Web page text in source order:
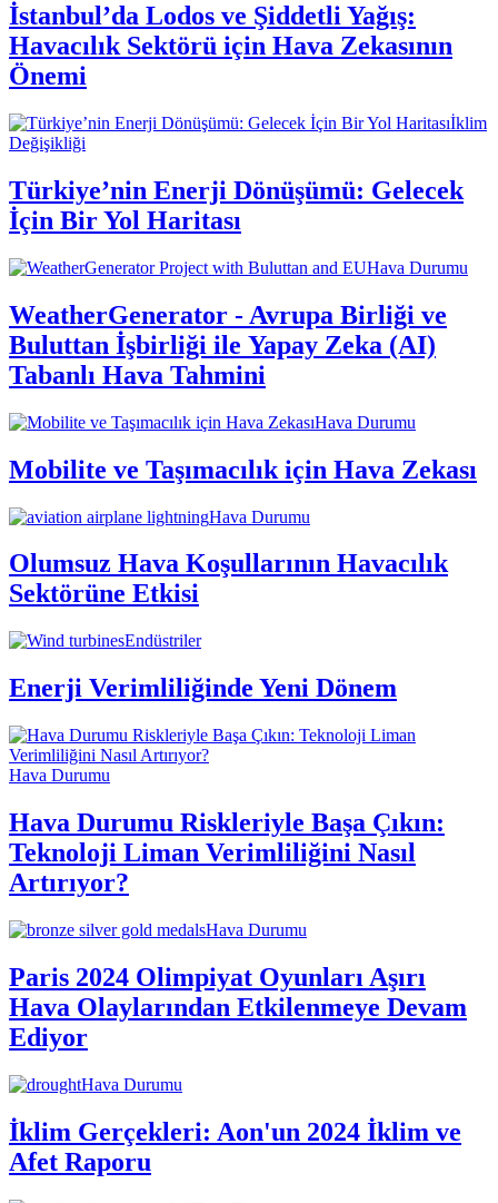
İstanbul’da Lodos ve Şiddetli Yağış:
Havacılık Sektörü için Hava Zekasının
Önemi
İklim
Değişikliği
Türkiye’nin Enerji Dönüşümü: Gelecek
İçin Bir Yol Haritası
Hava Durumu
WeatherGenerator - Avrupa Birliği ve
Buluttan İşbirliği ile Yapay Zeka (AI)
Tabanlı Hava Tahmini
Hava Durumu
Mobilite ve Taşımacılık için Hava Zekası
Hava Durumu
Olumsuz Hava Koşullarının Havacılık
Sektörüne Etkisi
Endüstriler
Enerji Verimliliğinde Yeni Dönem
Hava Durumu
Hava Durumu Riskleriyle Başa Çıkın:
Teknoloji Liman Verimliliğini Nasıl
Artırıyor?
Hava Durumu
Paris 2024 Olimpiyat Oyunları Aşırı
Hava Olaylarından Etkilenmeye Devam
Ediyor
Hava Durumu
İklim Gerçekleri: Aon'un 2024 İklim ve
Afet Raporu